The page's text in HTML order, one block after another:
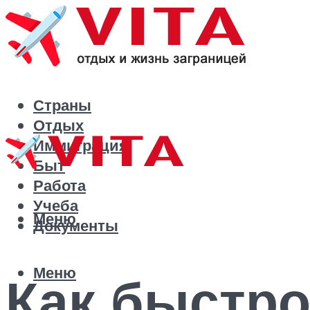
Страны
Отдых
Иммиграция
Быт
Работа
Учеба
Документы
Меню
Меню